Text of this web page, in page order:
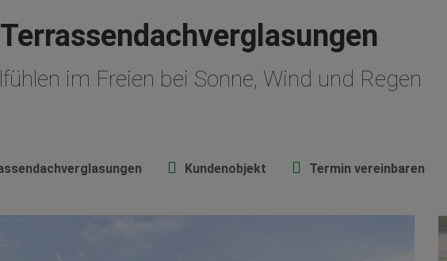
Terrassendachverglasungen
im Freien bei Sonne, Wind und Regen
Kundenobjekt Termin vereinbaren